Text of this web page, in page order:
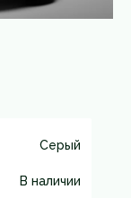
Серый
В наличии